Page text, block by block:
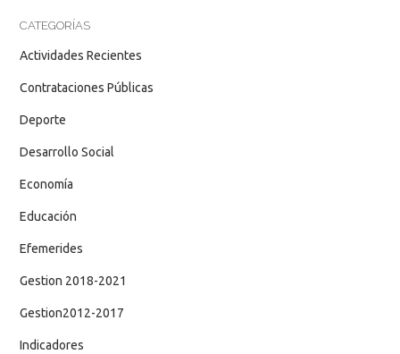
CATEGORÍAS
Actividades Recientes
Contrataciones Públicas
Deporte
Desarrollo Social
Economía
Educación
Efemerides
Gestion 2018-2021
Gestion2012-2017
Indicadores